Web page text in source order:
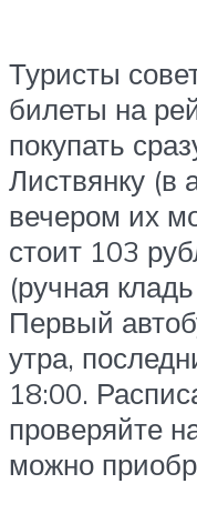
Туристы
билеты на
покупать
Листвянку (в
вечером их
стоит 103
(ручная
Первый
утра,
18:00.
проверяйте
можно